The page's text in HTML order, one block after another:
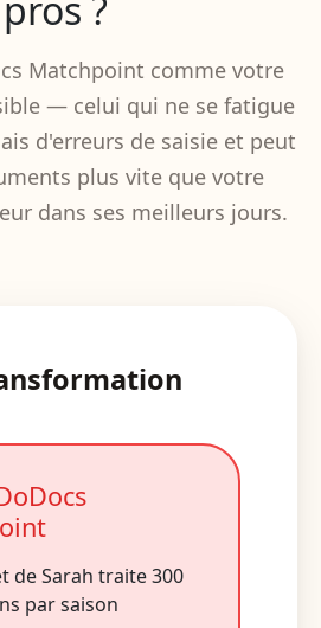
Matchpoint comme votre
— celui qui ne se fatigue
d'erreurs de saisie et peut
plus vite que votre
dans ses meilleurs jours.
de Sarah traite 300
par saison